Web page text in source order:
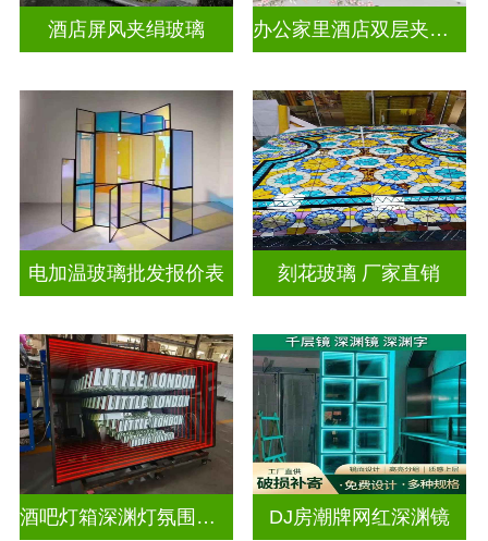
酒店屏风夹绢玻璃 办公家里酒店双层夹娟玻璃
电加温玻璃批发报价表 刻花玻璃 厂家直销
酒吧灯箱深渊灯氛围灯深渊镜 DJ房潮牌网红深渊镜